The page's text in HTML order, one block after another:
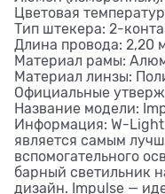
Цветовая
Тип штекера: 2-
Длина провода: 2,20
Материал рамы:
Материал линзы:
Официальные
Название модели:
Информация: W-Light
является самым
вспомогательного
барный светильник
дизайн. Impulse —